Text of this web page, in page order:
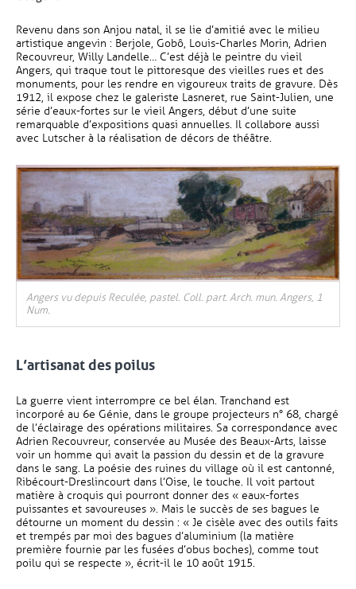
Revenu dans son Anjou natal, il se lie d’amitié avec le milieu
artistique angevin : Berjole, Gobô, Louis-Charles Morin, Adrien
Recouvreur, Willy Landelle… C’est déjà le peintre du vieil
Angers, qui traque tout le pittoresque des vieilles rues et des
monuments, pour les rendre en vigoureux traits de gravure. Dès
1912, il expose chez le galeriste Lasneret, rue Saint-Julien, une
série d’eaux-fortes sur le vieil Angers, début d’une suite
remarquable d’expositions quasi annuelles. Il collabore aussi
avec Lutscher à la réalisation de décors de théâtre.
Angers vu depuis Reculée, pastel. Coll. part. Arch. mun. Angers, 1
Num.
L’artisanat des poilus
La guerre vient interrompre ce bel élan. Tranchand est
incorporé au 6e Génie, dans le groupe projecteurs n° 68, chargé
de l’éclairage des opérations militaires. Sa correspondance avec
Adrien Recouvreur, conservée au Musée des Beaux-Arts, laisse
voir un homme qui avait la passion du dessin et de la gravure
dans le sang. La poésie des ruines du village où il est cantonné,
Ribécourt-Dreslincourt dans l’Oise, le touche. Il voit partout
matière à croquis qui pourront donner des « eaux-fortes
puissantes et savoureuses ». Mais le succès de ses bagues le
détourne un moment du dessin : « Je cisèle avec des outils faits
et trempés par moi des bagues d’aluminium (la matière
première fournie par les fusées d’obus boches), comme tout
poilu qui se respecte », écrit-il le 10 août 1915.